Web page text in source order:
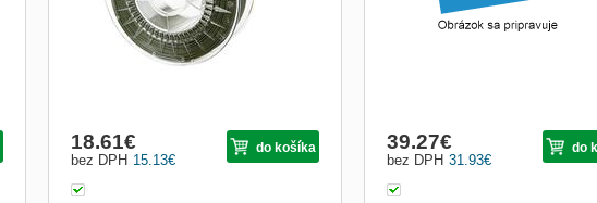
15.13€
bez DPH
18.61€ do košíka
31.93€
bez DPH
39.27€ do